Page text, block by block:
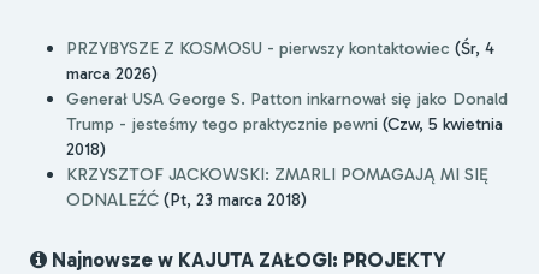
PRZYBYSZE Z KOSMOSU - pierwszy kontaktowiec (Śr, 4
marca 2026)
Generał USA George S. Patton inkarnował się jako Donald
Trump - jesteśmy tego praktycznie pewni (Czw, 5 kwietnia
2018)
KRZYSZTOF JACKOWSKI: ZMARLI POMAGAJĄ MI SIĘ
ODNALEŹĆ (Pt, 23 marca 2018)
Najnowsze w KAJUTA ZAŁOGI: PROJEKTY